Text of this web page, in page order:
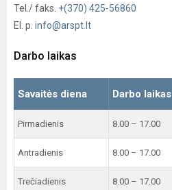
Tel./ faks. +(370) 425-56860
El. p. info@arspt.lt
Darbo laikas
Savaitės diena Darbo laikas
Pirmadienis 8.00 – 17.00
Antradienis 8.00 – 17.00
Trečiadienis 8.00 – 17.00